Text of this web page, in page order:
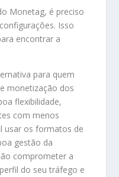
Monetag, é preciso
Isso
encontrar a
para quem
monetização dos
flexibilidade,
com menos
usar os formatos de
gestão da
comprometer a
do seu tráfego e